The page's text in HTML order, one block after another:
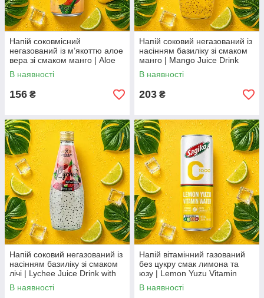
Напій соковмісний
негазований із м’якоттю алое
вера зі смаком манго | Aloe
Vera Drink Mango Flavor |
В’єтнам | Bisan | 250 мл AO
В наявності
156 ₴
Напій соковий негазований із
насінням базиліку зі смаком
манго | Mango Juice Drink
with Basil Seeds | В'єтнам |
Bisan | 290 мл AO
В наявності
203 ₴
Напій соковий негазований із
насінням базиліку зі смаком
лічі | Lychee Juice Drink with
Basil Seeds | В'єтнам | Bisan |
290 мл AO
В наявності
Напій вітамінний газований
без цукру смак лимона та
юзу | Lemon Yuzu Vitamin
Water Zero Sugar | В'єтнам |
Sagiko | 325 мл AO
В наявності